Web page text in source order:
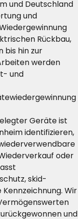
und Deutschland
und
Rückbau,
bis hin zur
werden
und
Geräte ist
identifizieren,
oder
skid-
Wir
und